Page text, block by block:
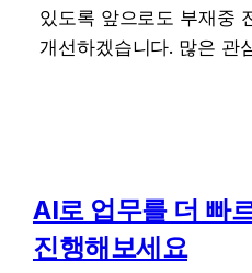
있도록 앞으로도 부재중
개선하겠습니다. 많은 관
AI로 업무를 더 빠
진행해보세요